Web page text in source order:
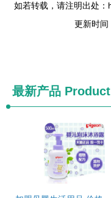
如若转载，请注明出处
更新时
最新产品 Product